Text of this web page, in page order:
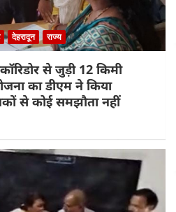
देहरादून राज्य
से जुड़ी 12 किमी
का डीएम ने किया
से कोई समझौता नहीं